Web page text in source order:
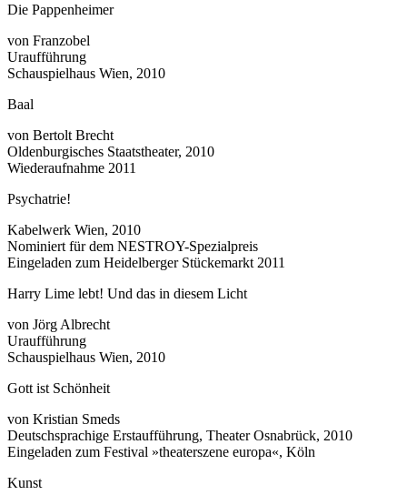
Die Pappenheimer
von Franzobel
Uraufführung
Schauspielhaus Wien, 2010
Baal
von Bertolt Brecht
Oldenburgisches Staatstheater, 2010
Wiederaufnahme 2011
Psychatrie!
Kabelwerk Wien, 2010
Nominiert für dem NESTROY-Spezialpreis
Eingeladen zum Heidelberger Stückemarkt 2011
Harry Lime lebt! Und das in diesem Licht
von Jörg Albrecht
Uraufführung
Schauspielhaus Wien, 2010
Gott ist Schönheit
von Kristian Smeds
Deutschsprachige Erstaufführung, Theater Osnabrück, 2010
Eingeladen zum Festival »theaterszene europa«, Köln
Kunst